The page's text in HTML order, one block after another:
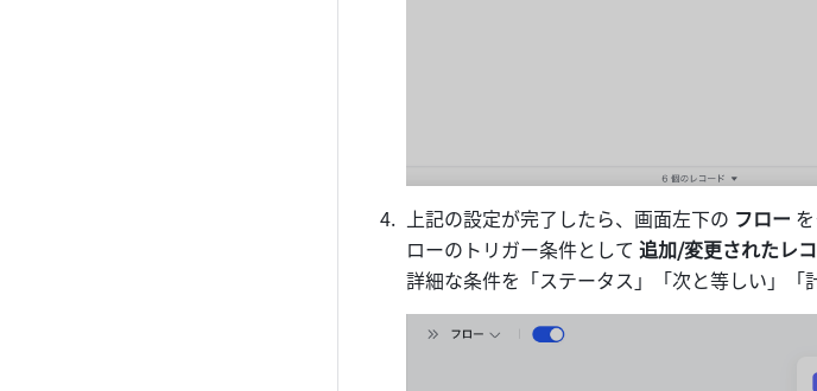
上記の設定が完了したら、画面左下の フロー
ローのトリガー条件として 追加/変更されたレ
詳細な条件を「ステータス」「次と等しい」「